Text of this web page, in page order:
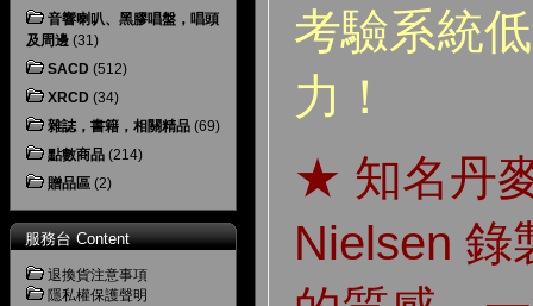
音響喇叭、黑膠唱盤，唱頭
及周邊 (31)
SACD (512)
XRCD (34)
雜誌，書籍，相關精品 (69)
點數商品 (214)
贈品區 (2)
服務台 Content
退換貨注意事項
隱私權保護聲明
考驗系統
力！
★ 知名丹
Nielsen 錄